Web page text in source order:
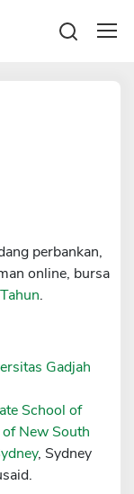
perbankan,
online, bursa
.
Gadjah
School of
New South
, Sydney